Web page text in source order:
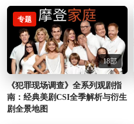
专题
18部
《犯罪现场调查》全系列观剧指
南：经典美剧CSI全季解析与衍生
剧全景地图